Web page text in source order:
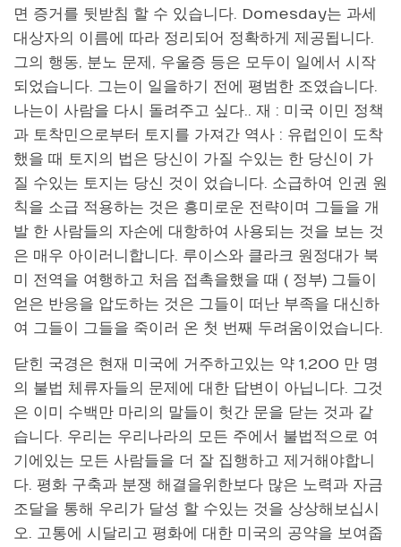
면 증거를 뒷받침 할 수 있습니다. Domesday는 과세
대상자의 이름에 따라 정리되어 정확하게 제공됩니다.
그의 행동, 분노 문제, 우울증 등은 모두이 일에서 시작
되었습니다. 그는이 일을하기 전에 평범한 조였습니다.
나는이 사람을 다시 돌려주고 싶다.. 재 : 미국 이민 정책
과 토착민으로부터 토지를 가져간 역사 : 유럽인이 도착
했을 때 토지의 법은 당신이 가질 수있는 한 당신이 가
질 수있는 토지는 당신 것이 었습니다. 소급하여 인권 원
칙을 소급 적용하는 것은 흥미로운 전략이며 그들을 개
발 한 사람들의 자손에 대항하여 사용되는 것을 보는 것
은 매우 아이러니합니다. 루이스와 클라크 원정대가 북
미 전역을 여행하고 처음 접촉을했을 때 ( 정부) 그들이
얻은 반응을 압도하는 것은 그들이 떠난 부족을 대신하
여 그들이 그들을 죽이러 온 첫 번째 두려움이었습니다.
닫힌 국경은 현재 미국에 거주하고있는 약 1,200 만 명
의 불법 체류자들의 문제에 대한 답변이 아닙니다. 그것
은 이미 수백만 마리의 말들이 헛간 문을 닫는 것과 같
습니다. 우리는 우리나라의 모든 주에서 불법적으로 여
기에있는 모든 사람들을 더 잘 집행하고 제거해야합니
다. 평화 구축과 분쟁 해결을위한보다 많은 노력과 자금
조달을 통해 우리가 달성 할 수있는 것을 상상해보십시
오. 고통에 시달리고 평화에 대한 미국의 공약을 보여줍